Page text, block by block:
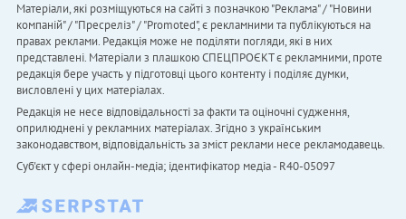
Матеріали, які розміщуються на сайті з позначкою "Реклама" / "Новини
компаній" / "Пресреліз" / "Promoted", є рекламними та публікуються на
правах реклами. Редакція може не поділяти погляди, які в них
представлені. Матеріали з плашкою СПЕЦПРОЄКТ є рекламними, проте
редакція бере участь у підготовці цього контенту і поділяє думки,
висловлені у цих матеріалах.
Редакція не несе відповідальності за факти та оціночні судження,
оприлюднені у рекламних матеріалах. Згідно з українським
законодавством, відповідальність за зміст реклами несе рекламодавець.
Cуб'єкт у сфері онлайн-медіа; ідентифікатор медіа - R40-05097